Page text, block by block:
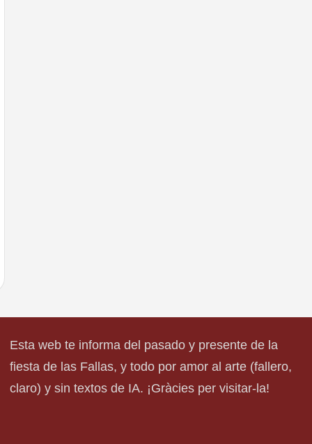
Esta web te informa del pasado y presente de la
fiesta de las Fallas, y todo por amor al arte (fallero,
claro) y sin textos de IA. ¡Gràcies per visitar-la!